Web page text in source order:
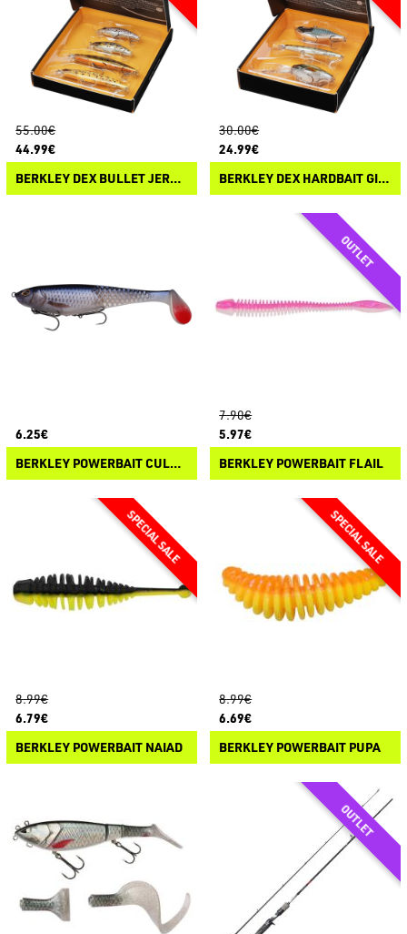
55.00€
44.99€
BERKLEY DEX BULLET JERK TROUT COLORS BOX
30.00€
24.99€
BERKLEY DEX HARDBAIT GIFT BOX
6.25€
BERKLEY POWERBAIT CULLSHAD
7.90€
5.97€
BERKLEY POWERBAIT FLAIL
8.99€
6.79€
BERKLEY POWERBAIT NAIAD
8.99€
6.69€
BERKLEY POWERBAIT PUPA